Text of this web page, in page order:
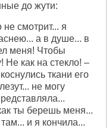
до жути:
смотрит... я
а в душе... в
меня! Чтобы
как на стекло! –
ткани его
не могу
ты берешь меня...
и я кончила...